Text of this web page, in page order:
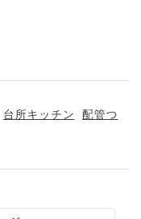
台所キッチン
配管つ